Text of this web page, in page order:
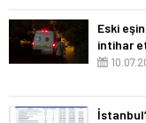
Eski
intihar